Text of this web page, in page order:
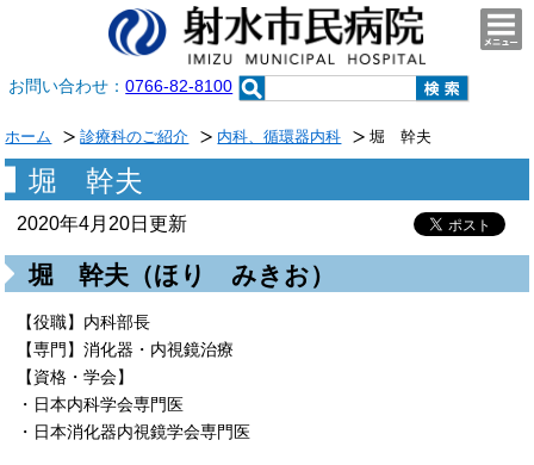
お問い合わせ：0766-82-8100
ホーム 診療科のご紹介 内科、循環器内科 堀 幹夫
堀 幹夫
2020年4月20日更新
堀 幹夫（ほり みきお）
【役職】内科部長
【専門】消化器・内視鏡治療
【資格・学会】
・日本内科学会専門医
・日本消化器内視鏡学会専門医